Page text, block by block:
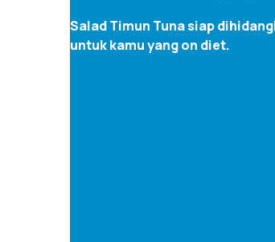
Salad Timun Tuna siap
untuk kamu yang on diet.